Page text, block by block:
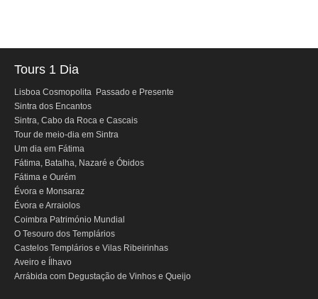
Contactos
Tours 1 Dia
Lisboa Cosmopolita Passado e Presente
Sintra dos Encantos
Sintra, Cabo da Roca e Cascais
Tour de meio-dia em Sintra
Um dia em Fátima
Fátima, Batalha, Nazaré e Óbidos
Fátima e Ourém
Évora e Monsaraz
Évora e Arraiolos
Coimbra Património Mundial
O Tesouro dos Templários
Castelos Templários e Vilas Ribeirinhas
Aveiro e Ílhavo
Arrábida com Degustação de Vinhos e Queijo